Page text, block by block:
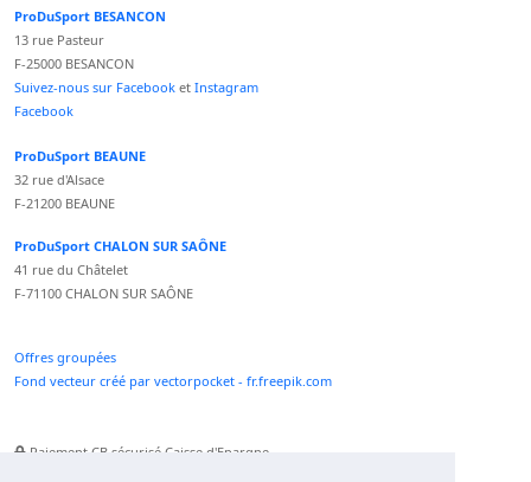
ProDuSport BESANCON
13 rue Pasteur
F-25000 BESANCON
Suivez-nous sur Facebook et Instagram
Facebook
ProDuSport BEAUNE
32 rue d'Alsace
F-21200 BEAUNE
ProDuSport CHALON SUR SAÔNE
41 rue du Châtelet
F-71100 CHALON SUR SAÔNE
Offres groupées
Fond vecteur créé par vectorpocket - fr.freepik.com
Paiement CB sécurisé Caisse d'Epargne